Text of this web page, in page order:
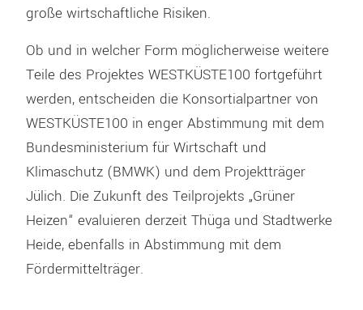
große wirtschaftliche Risiken.
Ob und in welcher Form möglicherweise weitere
Teile des Projektes WESTKÜSTE100 fortgeführt
werden, entscheiden die Konsortialpartner von
WESTKÜSTE100 in enger Abstimmung mit dem
Bundesministerium für Wirtschaft und
Klimaschutz (BMWK) und dem Projektträger
Jülich. Die Zukunft des Teilprojekts „Grüner
Heizen“ evaluieren derzeit Thüga und Stadtwerke
Heide, ebenfalls in Abstimmung mit dem
Fördermittelträger.